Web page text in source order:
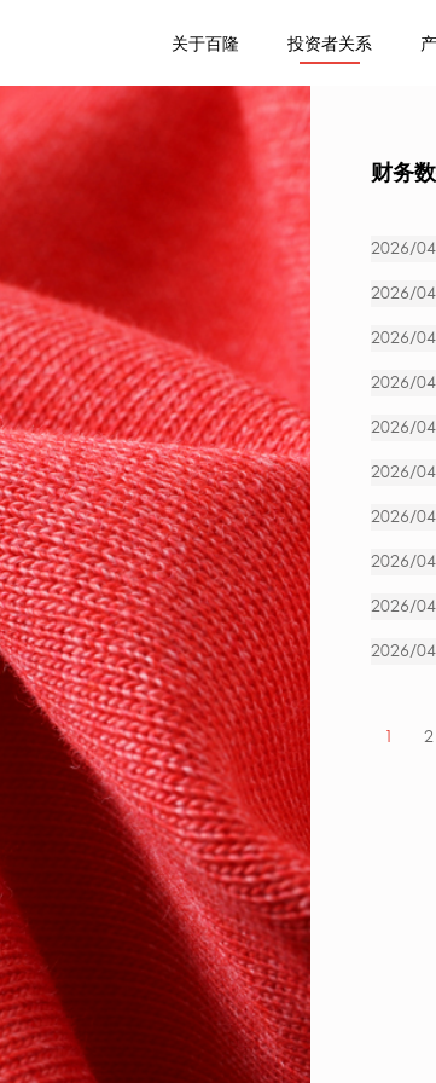
关于百隆 投资者关系
财务
2026/
2026/
2026/
2026/
2026/
2026/
2026/
2026/
2026/
2026/
1 2